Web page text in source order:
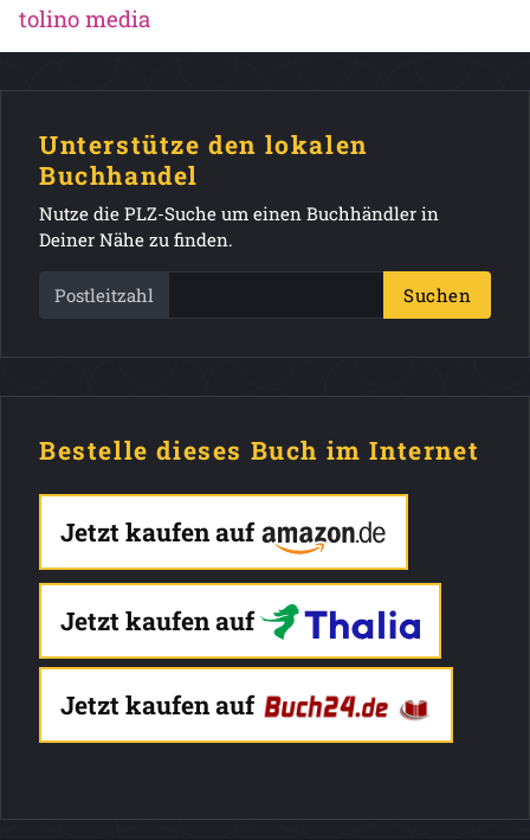
tolino media
Unterstütze den lokalen
Buchhandel
Nutze die PLZ-Suche um einen Buchhändler in
Deiner Nähe zu finden.
Postleitzahl Suchen
Bestelle dieses Buch im Internet
Jetzt kaufen auf
Jetzt kaufen auf
Jetzt kaufen auf